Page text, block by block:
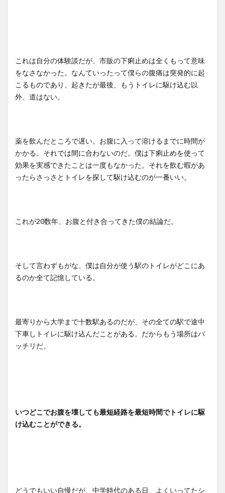
これは自分の体験談だが、市販の下痢止めは全くもって意味
をなさなかった。なんていったって僕らの腹痛は突発的に起
こるものであり、起きたが最後、もうトイレに駆け込む以
外、道はない。
薬を飲んだところで遅い。お腹に入って溶けるまでに時間が
かかる。それでは間に合わないのだ。僕は下痢止めを使って
効果を実感できたことは一度もなかった。それを飲む暇があ
ったらさっさとトイレを探して駆け込むのが一番いい。
これが20数年、お腹と付き合ってきた僕の結論だ。
そして言わずもがな、僕は自分が使う駅のトイレがどこにあ
るのか全て記憶している。
最寄りから大学まで十数駅あるのだが、その全ての駅で途中
下車しトイレに駆け込んだことがある。だからもう場所はバ
ッチリだ。
いつどこでお腹を壊しても最短経路を最短時間でトイレに駆
け込むことができる。
どうでもいい自慢だが、中学時代のある日、よくいってたシ